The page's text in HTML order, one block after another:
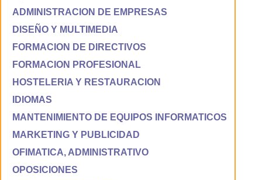
ADMINISTRACION DE EMPRESAS
DISEÑO Y MULTIMEDIA
FORMACION DE DIRECTIVOS
FORMACION PROFESIONAL
HOSTELERIA Y RESTAURACION
IDIOMAS
MANTENIMIENTO DE EQUIPOS INFORMATICOS
MARKETING Y PUBLICIDAD
OFIMATICA, ADMINISTRATIVO
OPOSICIONES